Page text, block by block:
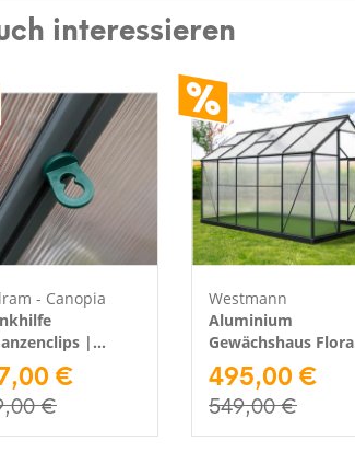
interessieren
- Canopia
|
für
| 10
€
€
Westmann
Aluminium
Gewächshaus Flora
610 | Anthrazit |
312x192x201 cm
495,00 €
549,00 €